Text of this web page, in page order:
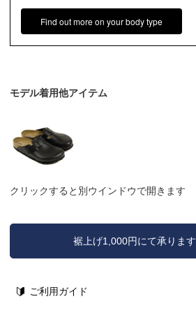
Find out more on your body type
モデル着用他アイテム
クリックすると別ウインドウで開きます
裾上げ1,000円にて承ります
ご利用ガイド